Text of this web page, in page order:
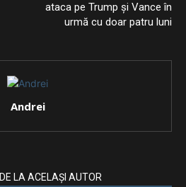
ataca pe Trump și Vance în
urmă cu doar patru luni
Andrei
DE LA ACELAȘI AUTOR